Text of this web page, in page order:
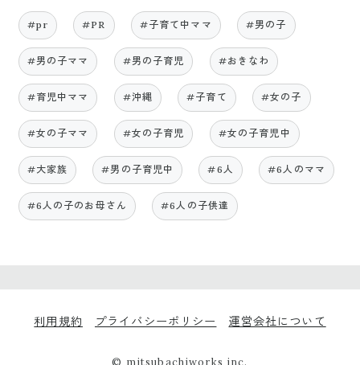
#pr #PR #子育て中ママ #男の子
#男の子ママ #男の子育児 #おきなわ
#育児中ママ #沖縄 #子育て #女の子
#女の子ママ #女の子育児 #女の子育児中
#大家族 #男の子育児中 #6人 #6人のママ
#6人の子のお母さん #6人の子供達
利用規約 プライバシーポリシー 運営会社について
© mitsubachiworks inc.